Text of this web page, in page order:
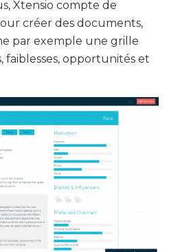
Xtensio compte de
créer des documents,
par exemple une grille
faiblesses, opportunités et